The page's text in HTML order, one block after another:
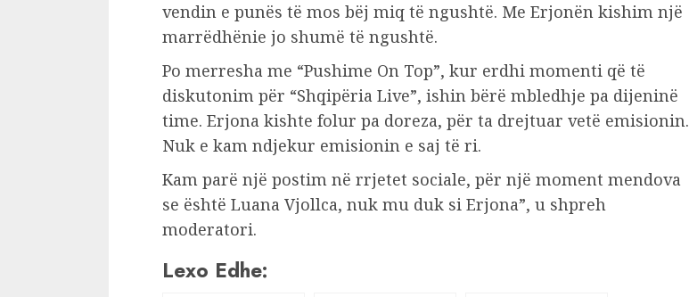
vendin e punës të mos bëj miq të ngushtë. Me Erjonën kishim një
marrëdhënie jo shumë të ngushtë.
Po merresha me “Pushime On Top”, kur erdhi momenti që të
diskutonim për “Shqipëria Live”, ishin bërë mbledhje pa dijeninë
time. Erjona kishte folur pa doreza, për ta drejtuar vetë emisionin.
Nuk e kam ndjekur emisionin e saj të ri.
Kam parë një postim në rrjetet sociale, për një moment mendova
se është Luana Vjollca, nuk mu duk si Erjona”, u shpreh
moderatori.
Lexo Edhe: